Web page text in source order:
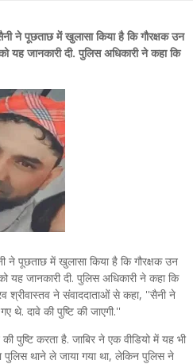
ने पूछताछ में खुलासा किया है कि गौरक्षक उन
यह जानकारी दी. पुलिस अधिकारी ने कहा कि
ने पूछताछ में खुलासा किया है कि गौरक्षक उन
जानकारी दी. पुलिस अधिकारी ने कहा कि
श्रीवास्तव ने संवाददाताओं से कहा, ''सैनी ने
थे. दावे की पुष्टि की जाएगी.''
पुष्टि करता है. जाबिर ने एक वीडियो में यह भी
पुलिस थाने ले जाया गया था, लेकिन पुलिस ने